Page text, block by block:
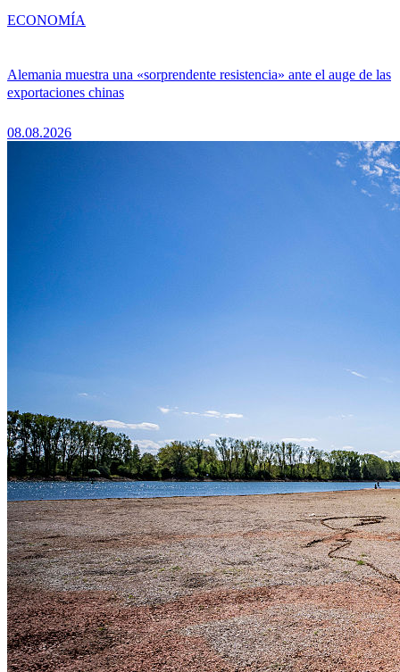
Alemania muestra una «sorprendente resistencia» ante el auge de las
exportaciones chinas
08.08.2026
ECONOMÍA